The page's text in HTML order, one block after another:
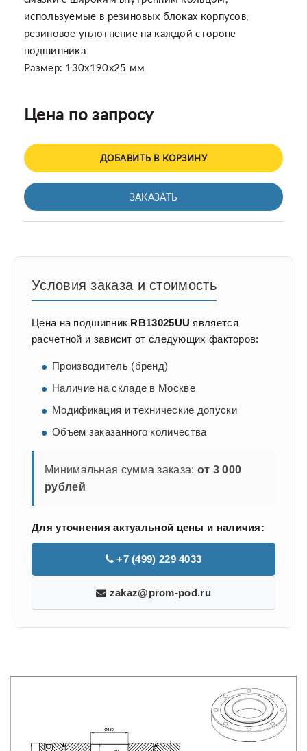
используемые в резиновых блоках корпусов,
резиновое уплотнение на каждой стороне
подшипника
Размер: 130x190x25 мм
Цена по запросу
ДОБАВИТЬ В КОРЗИНУ
ЗАКАЗАТЬ
Условия заказа и стоимость
Цена на подшипник RB13025UU является
расчетной и зависит от следующих факторов:
Производитель (бренд)
Наличие на складе в Москве
Модификация и технические допуски
Объем заказанного количества
Минимальная сумма заказа: от 3 000
рублей
Для уточнения актуальной цены и наличия:
+7 (499) 229 4033
zakaz@prom-pod.ru